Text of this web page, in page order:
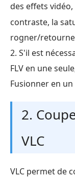
des effets
contraste, la
rogner/
2. S'il est
FLV en une
Fusionner en
2.
VLC
VLC permet de